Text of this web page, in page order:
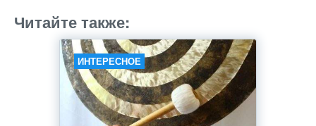
Читайте также:
ИНТЕРЕСНОЕ